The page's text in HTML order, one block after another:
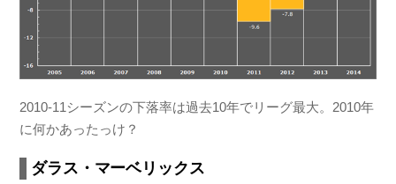
2010-11シーズンの下落率は過去10年でリーグ最大。2010年
に何かあったっけ？
ダラス・マーベリックス